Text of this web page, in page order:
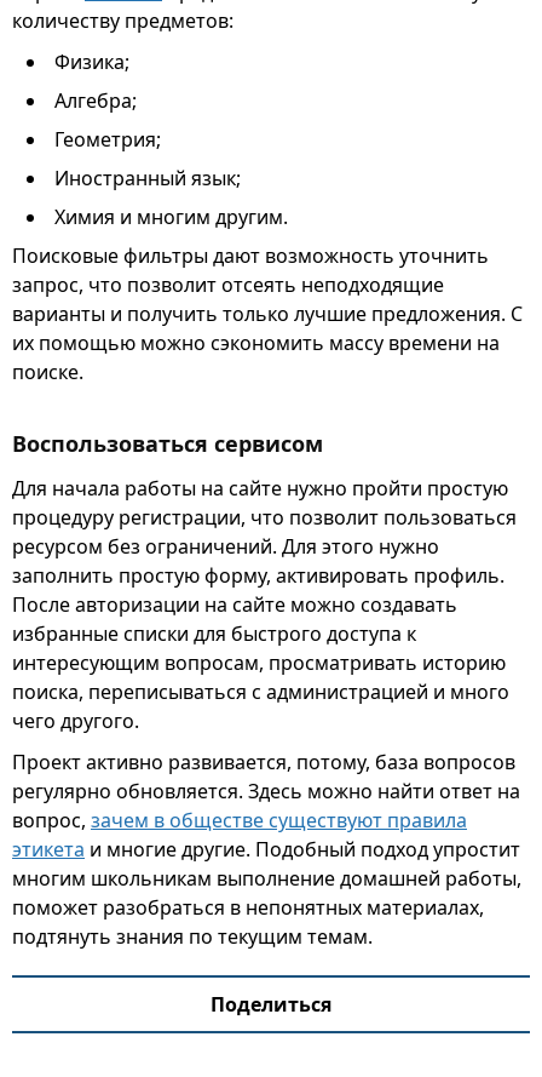
количеству предметов:
Физика;
Алгебра;
Геометрия;
Иностранный язык;
Химия и многим другим.
Поисковые фильтры дают возможность уточнить
запрос, что позволит отсеять неподходящие
варианты и получить только лучшие предложения. С
их помощью можно сэкономить массу времени на
поиске.
Воспользоваться сервисом
Для начала работы на сайте нужно пройти простую
процедуру регистрации, что позволит пользоваться
ресурсом без ограничений. Для этого нужно
заполнить простую форму, активировать профиль.
После авторизации на сайте можно создавать
избранные списки для быстрого доступа к
интересующим вопросам, просматривать историю
поиска, переписываться с администрацией и много
чего другого.
Проект активно развивается, потому, база вопросов
регулярно обновляется. Здесь можно найти ответ на
вопрос, зачем в обществе существуют правила
этикета и многие другие. Подобный подход упростит
многим школьникам выполнение домашней работы,
поможет разобраться в непонятных материалах,
подтянуть знания по текущим темам.
Поделиться